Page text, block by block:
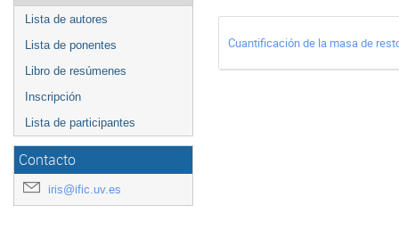
Lista de autores
Lista de ponentes
Libro de resúmenes
Inscripción
Lista de participantes
Contacto
iris@ific.uv.es
Cuantificación de la masa de